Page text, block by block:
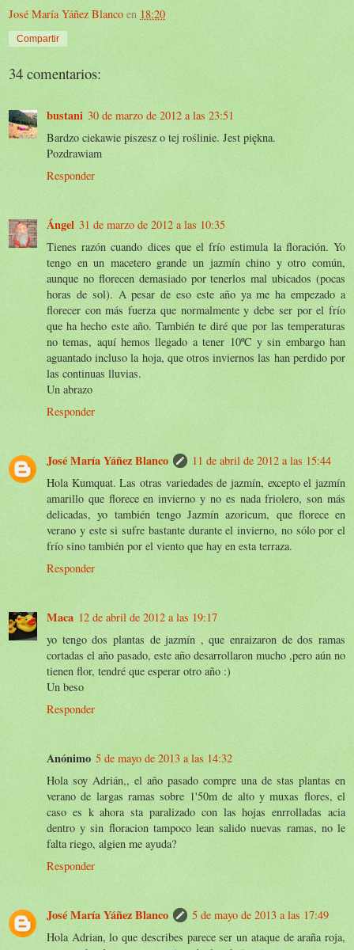
José María Yáñez Blanco en 18:20
Compartir
34 comentarios:
bustani 30 de marzo de 2012 a las 23:51
Bardzo ciekawie piszesz o tej roślinie. Jest piękna.
Pozdrawiam
Responder
Ángel 31 de marzo de 2012 a las 10:35
Tienes razón cuando dices que el frío estimula la floración. Yo
tengo en un macetero grande un jazmín chino y otro común,
aunque no florecen demasiado por tenerlos mal ubicados (pocas
horas de sol). A pesar de eso este año ya me ha empezado a
florecer con más fuerza que normalmente y debe ser por el frío
que ha hecho este año. También te diré que por las temperaturas
no temas, aquí hemos llegado a tener 10ºC y sin embargo han
aguantado incluso la hoja, que otros inviernos las han perdido por
las continuas lluvias.
Un abrazo
Responder
José María Yáñez Blanco
11 de abril de 2012 a las 15:44
Hola Kumquat. Las otras variedades de jazmín, excepto el jazmín
amarillo que florece en invierno y no es nada friolero, son más
delicadas, yo también tengo Jazmín azoricum, que florece en
verano y este si sufre bastante durante el invierno, no sólo por el
frío sino también por el viento que hay en esta terraza.
Responder
Maca 12 de abril de 2012 a las 19:17
yo tengo dos plantas de jazmín , que enraizaron de dos ramas
cortadas el año pasado, este año desarrollaron mucho ,pero aún no
tienen flor, tendré que esperar otro año :)
Un beso
Responder
Anónimo 5 de mayo de 2013 a las 14:32
Hola soy Adrián,, el año pasado compre una de stas plantas en
verano de largas ramas sobre 1'50m de alto y muxas flores, el
caso es k ahora sta paralizado con las hojas enrrolladas acia
dentro y sin floracion tampoco lean salido nuevas ramas, no le
falta riego, algien me ayuda?
Responder
José María Yáñez Blanco
5 de mayo de 2013 a las 17:49
Hola Adrian, lo que describes parece ser un ataque de araña roja,